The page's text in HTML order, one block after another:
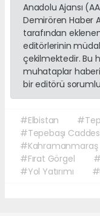
Anadolu Ajansı
Demirören Haber
tarafından
editörlerinin
çekilmektedir. Bu
muhataplar
bir editörü
#Elbistan
#Tepebaşı
#Kahramanmaraş
#Fırat Görgel
#Yol Yatırımı